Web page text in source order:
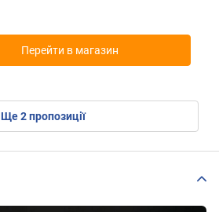
Перейти в магазин
ще2пропозиції